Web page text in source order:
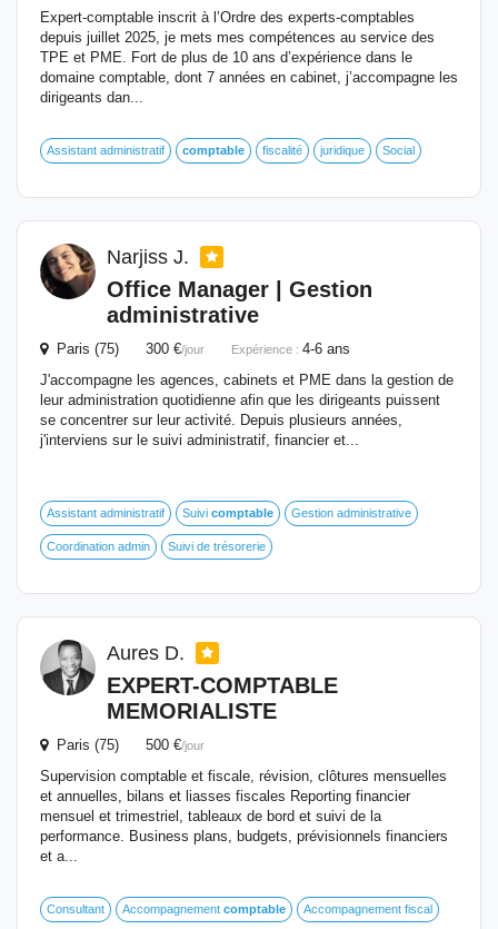
Expert-comptable inscrit à l’Ordre des experts-comptables
depuis juillet 2025, je mets mes compétences au service des
TPE et PME. Fort de plus de 10 ans d’expérience dans le
domaine comptable, dont 7 années en cabinet, j’accompagne les
dirigeants dan...
Assistant administratif comptable fiscalité juridique Social
Narjiss J.
Office Manager | Gestion
administrative
Paris (75) 300 €/jour Expérience : 4-6 ans
J'accompagne les agences, cabinets et PME dans la gestion de
leur administration quotidienne afin que les dirigeants puissent
se concentrer sur leur activité. Depuis plusieurs années,
j'interviens sur le suivi administratif, financier et...
Assistant administratif Suivi comptable Gestion administrative
Coordination admin Suivi de trésorerie
Aures D.
EXPERT-COMPTABLE
MEMORIALISTE
Paris (75) 500 €/jour
Supervision comptable et fiscale, révision, clôtures mensuelles
et annuelles, bilans et liasses fiscales Reporting financier
mensuel et trimestriel, tableaux de bord et suivi de la
performance. Business plans, budgets, prévisionnels financiers
et a...
Consultant Accompagnement comptable Accompagnement fiscal